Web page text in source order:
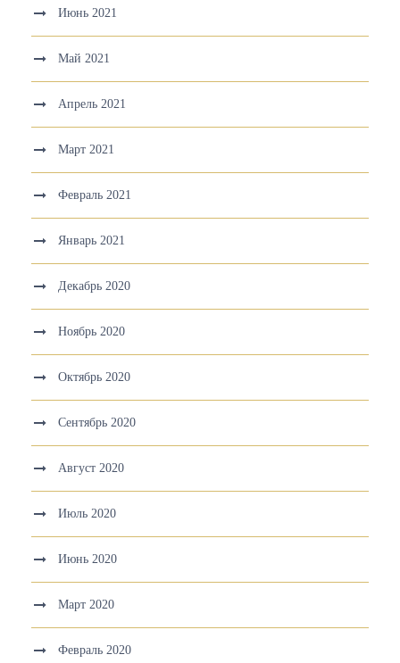
Июнь 2021
Май 2021
Апрель 2021
Март 2021
Февраль 2021
Январь 2021
Декабрь 2020
Ноябрь 2020
Октябрь 2020
Сентябрь 2020
Август 2020
Июль 2020
Июнь 2020
Март 2020
Февраль 2020